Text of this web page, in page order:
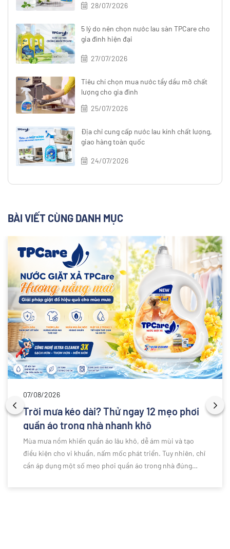
28/07/2026
5 lý do nên chọn nước lau sàn TPCare cho
gia đình hiện đại
27/07/2026
Tiêu chí chọn mua nước tẩy dầu mỡ chất
lượng cho gia đình
25/07/2026
Địa chỉ cung cấp nước lau kính chất lượng,
giao hàng toàn quốc
24/07/2026
BÀI VIẾT CÙNG DANH MỤC
07/08/2026
Trời mưa kéo dài? Thử ngay 12 mẹo phơi
quần áo trong nhà nhanh khô
Mùa mưa nồm khiến quần áo lâu khô, dễ ám mùi và tạo
điều kiện cho vi khuẩn, nấm mốc phát triển. Tuy nhiên, chỉ
cần áp dụng một số mẹo phơi quần áo trong nhà đúng